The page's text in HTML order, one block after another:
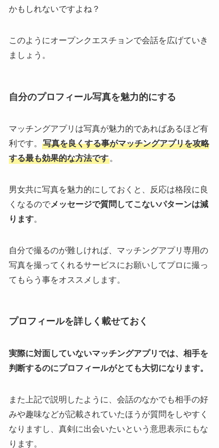
かもしれないですよね？
このようにオープンクエスチョンで会話を広げていき
ましょう。
自分のプロフィール写真を魅力的にする
マッチングアプリは写真が魅力的であればあるほど有
利です。
写真を良くする事がマッチングアプリを攻略
する最も効果的な方法です。
男女共に写真を魅力的にしておくと、反応は格段に良
くなるのでメッセージで質問してこないパターンは減
ります。
自分で撮るのが難しければ、マッチングアプリ専用の
写真を撮ってくれるサービスにお願いしてプロに撮っ
てもらう事をオススメします。
プロフィールを詳しく載せておく
実際に対面していないマッチングアプリでは、相手を
判断するのにプロフィールがとても大切になります。
また上記で説明したように、会話のなかでも相手の好
みや趣味などが記載されていたほうが質問をしやすく
なりますし、真剣に出会いたいという意思表示にもな
ります。